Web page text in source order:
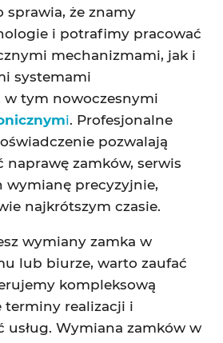
sprawia, że znamy
i potrafimy pracować
mechanizmami, jak i
systemami
w tym nowoczesnymi
i. Profesjonalne
pozwalają
naprawę zamków, serwis
wymianę precyzyjnie,
najkrótszym czasie.
wymiany zamka w
lub biurze, warto zaufać
kompleksową
terminy realizacji i
usług. Wymiana zamków w